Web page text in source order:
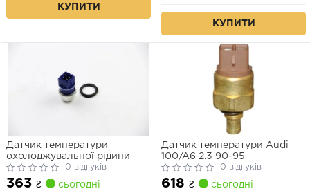
КУПИТИ
КУПИТИ
Датчик температури
охолоджувальної рідини
0 відгуків
363 ₴
сьогодні
Датчик температури Audi
100/A6 2.3 90-95
0 відгуків
618 ₴ сьогодні